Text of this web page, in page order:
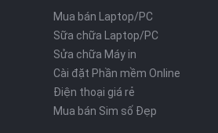
Mua bán Laptop/PC
Sữa chữa Laptop/PC
Sửa chữa Máy in
Cài đặt Phần mềm Online
Điện thoại giá rẻ
Mua bán Sim số Đẹp